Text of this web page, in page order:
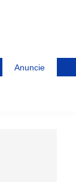
Anuncie